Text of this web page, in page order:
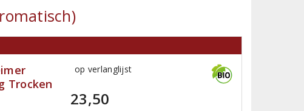
Trocken
op verlanglijst
23,50